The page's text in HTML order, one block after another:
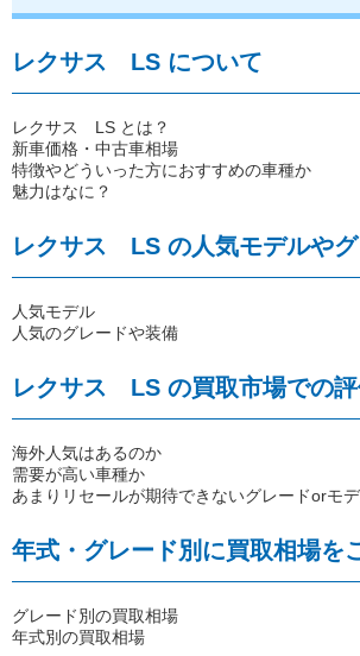
レクサス LS について
レクサス LS とは？
新車価格・中古車相場
特徴やどういった方におすすめの車種か
魅力はなに？
レクサス LS の人気モデルやグ
人気モデル
人気のグレードや装備
レクサス LS の買取市場での
海外人気はあるのか
需要が高い車種か
あまりリセールが期待できないグレードorモ
年式・グレード別に買取相場を
グレード別の買取相場
年式別の買取相場